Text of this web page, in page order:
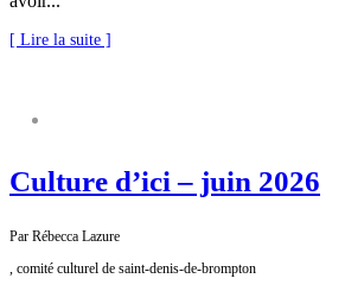
[ Lire la suite ]
Culture d’ici – juin 2026
Par Rébecca Lazure
, comité culturel de saint-denis-de-brompton